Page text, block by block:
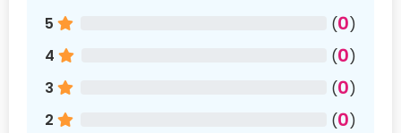
5 (0)
4
(0)
3
(0)
2
(0)